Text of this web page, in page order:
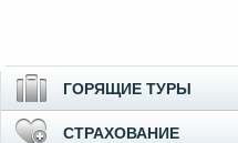
ГОРЯЩИЕ ТУРЫ
СТРАХОВАНИЕ